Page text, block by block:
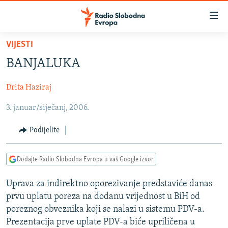
Pređite
glavni
Pređite
na
navigaciju
Pređite
na
pretragu
BOSNA I HERCEGOVINA
SRBIJA
KOSOVO
CRNA GORA
VIZUELNO
VIDEO
FOTOGALERIJE
INFOGRAFIKE
PODCASTI
RAT U UKRAJINI
KINA NA BALKANU
RSE PRIČE IZ SVIJETA
VIJESTI
BANJALUKA
Drita Haziraj
3. januar/siječanj, 2006.
Podijelite
Dodajte Radio Slobodna Evropa u vaš Google izvor
Uprava za indirektno oporezivanje predstaviće danas
prvu uplatu poreza na dodanu vrijednost u BiH od
poreznog obveznika koji se nalazi u sistemu PDV-a.
Prezentacija prve uplate PDV-a biće upriličena u